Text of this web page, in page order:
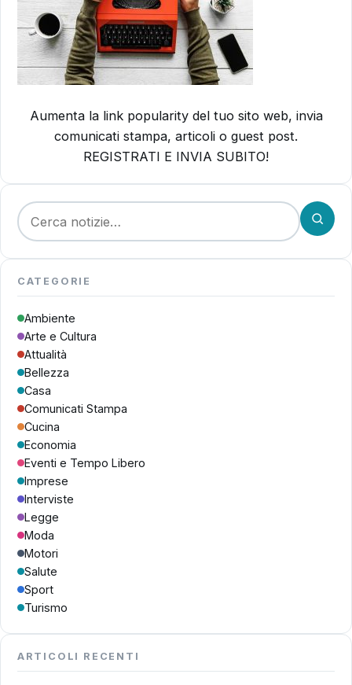
Aumenta la link popularity del tuo sito web, invia
comunicati stampa, articoli o guest post.
REGISTRATI E INVIA SUBITO!
Cerca:
CATEGORIE
Ambiente
Arte e Cultura
Attualità
Bellezza
Casa
Comunicati Stampa
Cucina
Economia
Eventi e Tempo Libero
Imprese
Interviste
Legge
Moda
Motori
Salute
Sport
Turismo
ARTICOLI RECENTI